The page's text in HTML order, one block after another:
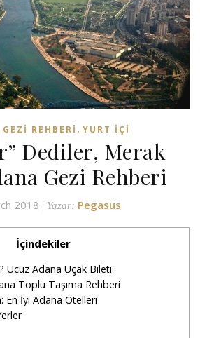
GEZI REHBERI , YURT İÇI
Dediler, Merak
Gezi Rehberi
2018 Yazar: Pegasus
İçindekiler
Ucuz Adana Uçak Bileti
Toplu Taşıma Rehberi
En İyi Adana Otelleri